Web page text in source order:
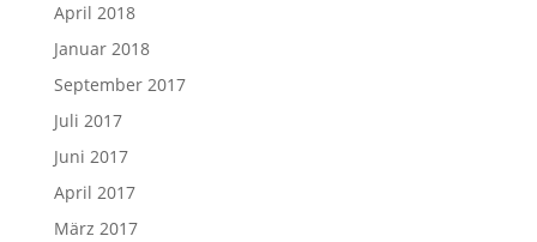
April 2018
Januar 2018
September 2017
Juli 2017
Juni 2017
April 2017
März 2017